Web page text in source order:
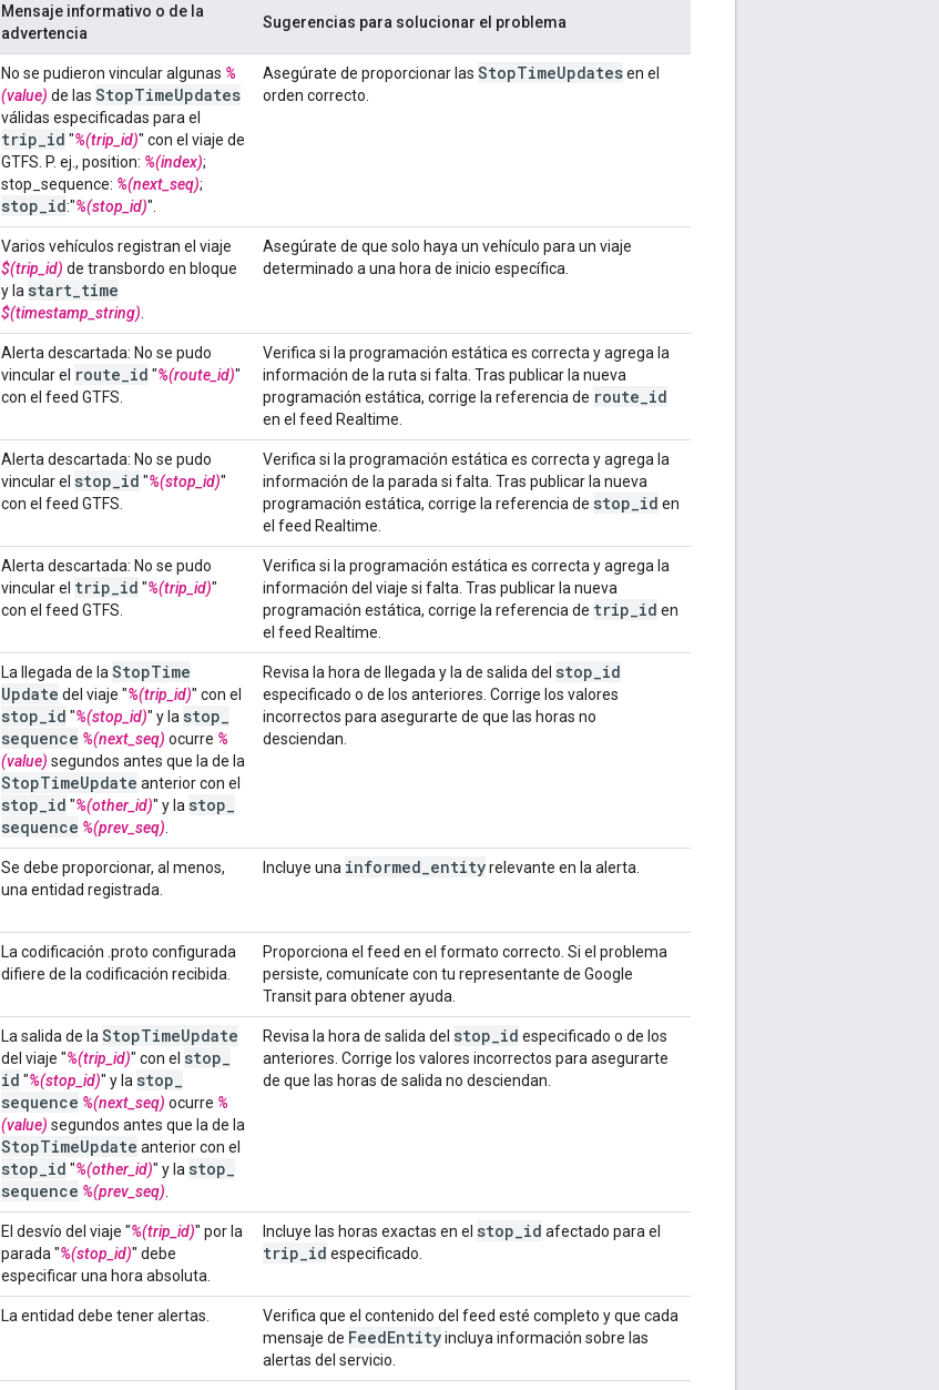
Mensaje informativo o de la
advertencia
Sugerencias para solucionar el problema
No se pudieron vincular algunas %
(value) de las StopTimeUpdates
válidas especificadas para el
trip id "%(trip_id)" con el viaje de
GTFS. P. ej., position: %(index);
stop_sequence: %(next_seq);
stop id:"%(stop_id)".
Asegúrate de proporcionar las StopTimeUpdatesen el
orden correcto.
Varios vehículos registran el viaje
$(trip_id) de transbordo en bloque
y la start time
$(timestamp_string)
Asegúrate de que solo haya un vehículo para un viaje
determinado a una hora de inicio específica.
Alerta descartada: No se pudo
vincular el route id "%(route_id)"
con el feed GTFS.
Verifica si la programación estática es correcta y agrega la
información de la ruta si falta. Tras publicar la nueva
programación estática, corrige la referencia de route id
en el feed Realtime.
Alerta descartada: No se pudo
vincular el stop id "%(stop_id)"
con el feed GTFS.
Verifica si la programación estática es correcta y agrega la
información de la parada si falta. Tras publicar la nueva
programación estática, corrige la referencia de stop id en
el feed Realtime.
Alerta descartada: No se pudo
vincular el trip id "%(trip_id)"
con el feed GTFS.
Verifica si la programación estática es correcta y agrega la
información del viaje si falta. Tras publicar la nueva
programación estática, corrige la referencia de trip id en
el feed Realtime.
La llegada de la StopTime
Update del viaje "%(trip_id)" con el
stop id "%(stop_id)" y la stop
sequence %(next_seq) ocurre %
(value) segundos antes que la de la
StopTimeUpdate anterior con el
stop id "%(other_id)" y la stop
sequence %(prev_seq)
Revisa la hora de llegada y la de salida del stop id
especificado o de los anteriores. Corrige los valores
incorrectos para asegurarte de que las horas no
desciendan.
Se debe proporcionar, al menos,
una entidad registrada.
Incluye una informed entityrelevante en la alerta.
La codificación .proto configurada
difiere de la codificación recibida.
Proporciona el feed en el formato correcto. Si el problema
persiste, comunícate con tu representante de Google
Transit para obtener ayuda.
La salida de la StopTimeUpdate
del viaje "%(trip_id)" con el stop
id "%(stop_id)" y la stop
sequence %(next_seq) ocurre %
(value) segundos antes que la de la
StopTimeUpdate anterior con el
stop id "%(other_id)" y la stop
sequence %(prev_seq)
Revisa la hora de salida del stop id especificado o de los
anteriores. Corrige los valores incorrectos para asegurarte
de que las horas de salida no desciendan.
El desvío del viaje "%(trip_id)" por la
parada "%(stop_id)" debe
especificar una hora absoluta.
Incluye las horas exactas en el stop id afectado para el
trip id especificado.
La entidad debe tener alertas.
Verifica que el contenido del feed esté completo y que cada
mensaje de FeedEntityincluya información sobre las
alertas del servicio.